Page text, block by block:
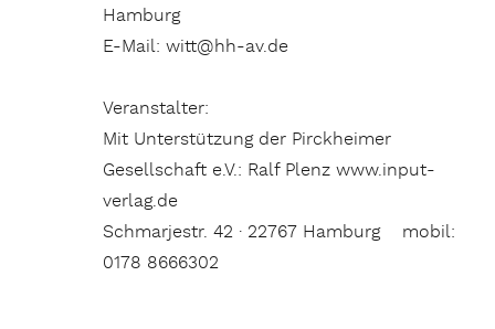
Hamburg
E-Mail: witt@hh-av.de
Veranstalter:
Mit Unterstützung der Pirckheimer
Gesellschaft e.V.: Ralf Plenz www.input-
verlag.de
Schmarjestr. 42 · 22767 Hamburg mobil:
0178 8666302